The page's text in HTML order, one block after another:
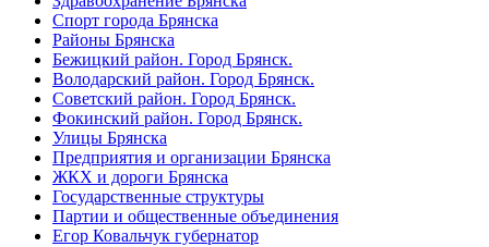
Спорт города Брянска
Районы Брянска
Бежицкий район. Город Брянск.
Володарский район. Город Брянск.
Советский район. Город Брянск.
Фокинский район. Город Брянск.
Улицы Брянска
Предприятия и организации Брянска
ЖКХ и дороги Брянска
Государственные структуры
Партии и общественные объединения
Егор Ковальчук губернатор